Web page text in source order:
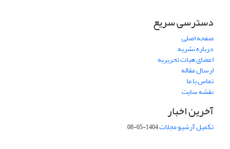
دسترسی سریع
صفحه اصلی
درباره نشریه
اعضای هیات تحریریه
ارسال مقاله
تماس با ما
نقشه سایت
آخرین اخبار
تکمیل آرشیو مجلات1404-05-08